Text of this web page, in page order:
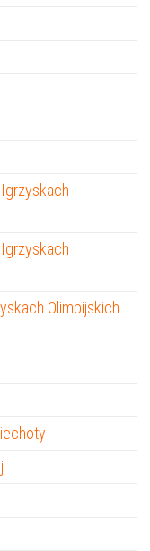
Olimpijskich